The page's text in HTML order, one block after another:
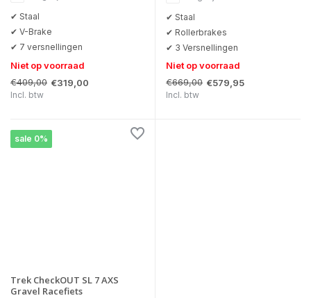
✔ Staal
✔ V-Brake
✔ 7 versnellingen
Niet op voorraad
€409,00 €319,00
Incl. btw
✔ Staal
✔ Rollerbrakes
✔ 3 Versnellingen
Niet op voorraad
€669,00 €579,95
Incl. btw
sale 0%
Trek CheckOUT SL 7 AXS
Gravel Racefiets